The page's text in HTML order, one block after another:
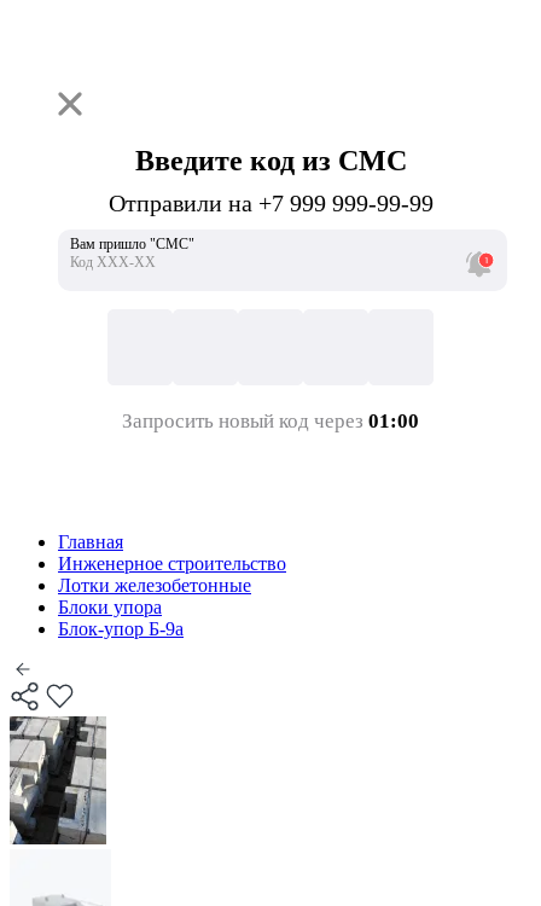
Введите код из СМС
Отправили на +7 999 999-99-99
Вам пришло "СМС"
Код ХХХ-ХХ
Запросить новый код через 01:00
Главная
Инженерное строительство
Лотки железобетонные
Блоки упора
Блок-упор Б-9а